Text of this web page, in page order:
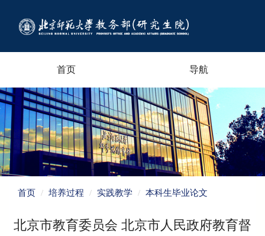
首页 导航
首页 培养过程 实践教学 本科生毕业论文
北京市教育委员会 北京市人民政府教育督